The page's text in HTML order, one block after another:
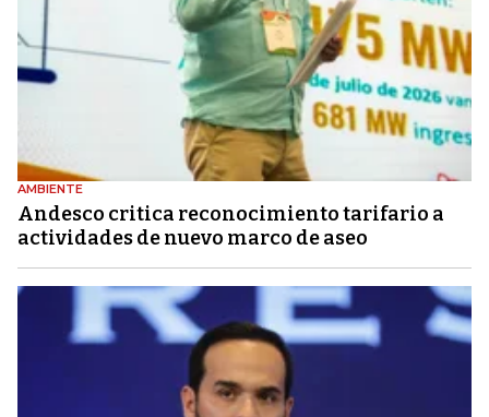
AMBIENTE
Andesco critica reconocimiento tarifario a
actividades de nuevo marco de aseo